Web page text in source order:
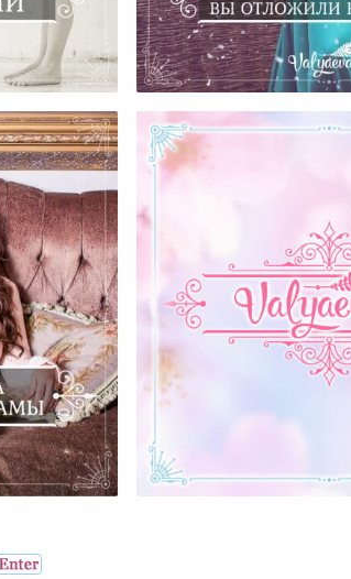
Что Самое
Жизни Вы
Своей
Пополни